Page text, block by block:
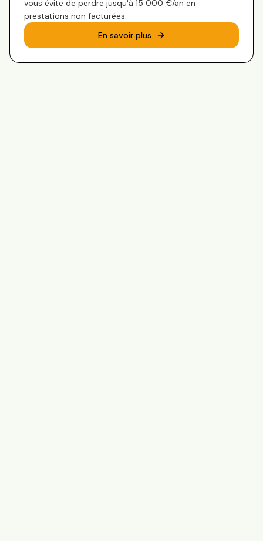
vous évite de perdre jusqu'à 15 000 €/an en
prestations non facturées.
En savoir plus